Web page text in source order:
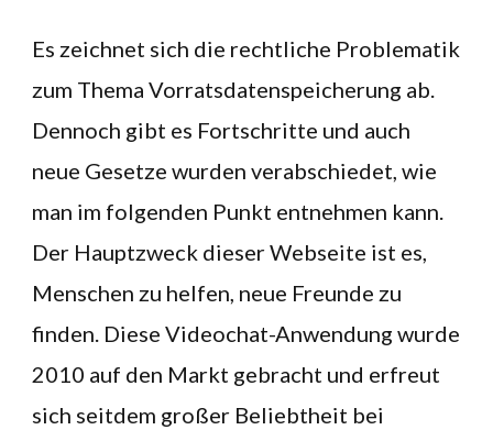
Es zeichnet sich die rechtliche Problematik
zum Thema Vorratsdatenspeicherung ab.
Dennoch gibt es Fortschritte und auch
neue Gesetze wurden verabschiedet, wie
man im folgenden Punkt entnehmen kann.
Der Hauptzweck dieser Webseite ist es,
Menschen zu helfen, neue Freunde zu
finden. Diese Videochat-Anwendung wurde
2010 auf den Markt gebracht und erfreut
sich seitdem großer Beliebtheit bei